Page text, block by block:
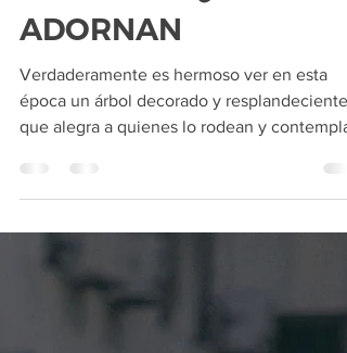
VIRTUDES QUE
ADORNAN
Verdaderamente es hermoso ver en esta
época un árbol decorado y resplandeciente
que alegra a quienes lo rodean y